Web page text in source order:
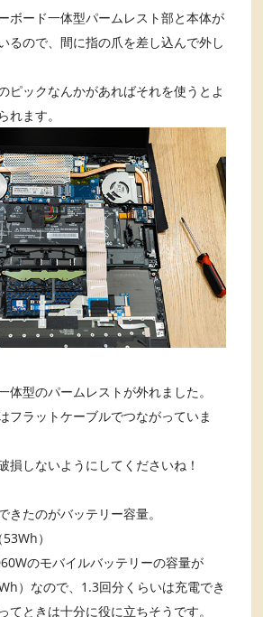
ボード一体型パームレスト部と本体が
るので、間に指の爪を差し込んで外し
ピックなんかがあればそれを使うとよ
れます。
体型のパームレストが外れました。
フラットケーブルでつながっていま
損しないようにしてくださいね！
きたのがバッテリー容量。
）
のモバイルバッテリーの容量が
）なので、1.3回分くらいは充電でき
てときは十分に役に立ちそうです。